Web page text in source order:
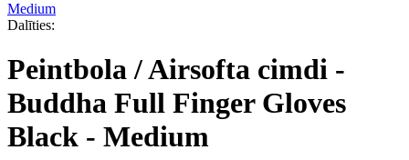
Dalīties:
Peintbola / Airsofta cimdi -
Buddha Full Finger Gloves
Black - Medium